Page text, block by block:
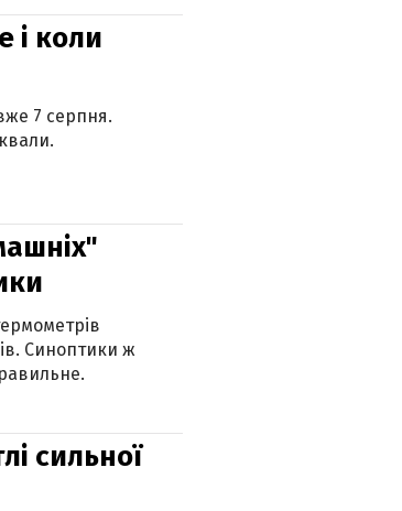
і коли
7 серпня.
Синоптики ж
сильної